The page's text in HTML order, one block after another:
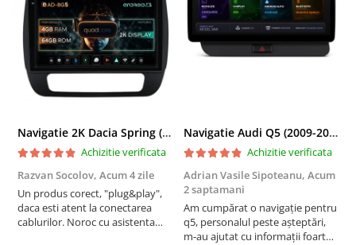
Navigatie 2K Dacia Spring (2021- Prezent), Android, S-Quadcore / 4GB RAM + 64GB ROM, 9.5 Inch - AD-BGS90042K+AD-BGRKIT366V4s
Achizitie verificata
Razvan Socolov, Acum 4 zile
Un produs corect, "plug&play",
daca esti atent la conectarea
cablurilor. Noroc cu asistenta
Navigatie Audi Q5 (2009-2017), Linux OS & OEM, MMI 3G, CarPlay & Android Auto Wireless, MirrorLink, Camera AHD, 12.3 Inch - AD-BGAALNXH+AD-BGRKITQ5002
Achizitie verificata
Adrian Vasile Sipoteanu, Acum
2 saptamani
Am cumpărat o navigație pentru
q5, personalul peste așteptări,
m-au ajutat cu informații foarte